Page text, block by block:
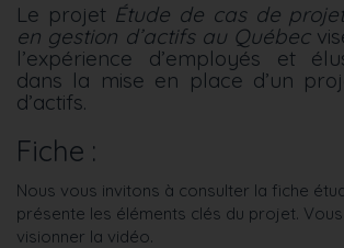
Le projetÉtude de cas de
en gestion d’actifs au Québec
l’expérience d’employés et
dans la mise en place d’un
d’actifs.
Fiche :
Nous vous invitons à consulter la fiche
présente les éléments clés du projet.
visionner la vidéo.